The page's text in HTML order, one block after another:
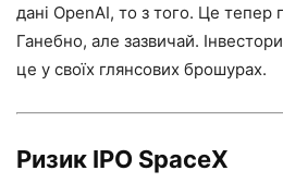
дані OpenAI, то з того. Це тепер
Ганебно, але зазвичай.
це у своїх глянсових брошурах.
Ризик IPO SpaceX